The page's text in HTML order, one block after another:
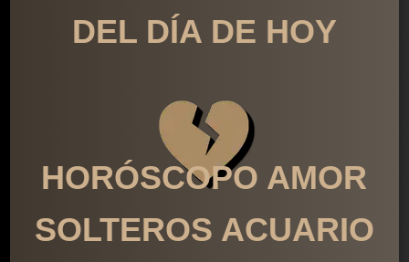
DEL DÍA DE HOY
HORÓSCOPO AMOR
SOLTEROS ACUARIO